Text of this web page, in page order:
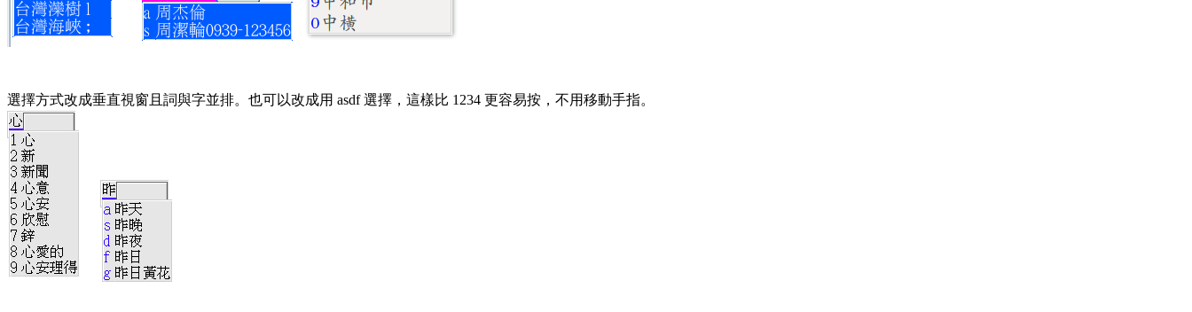
選擇方式改成垂直視窗且詞與字並排。也可以改成用 asdf 選擇，這樣比 1234 更容易按，不用移動手指。